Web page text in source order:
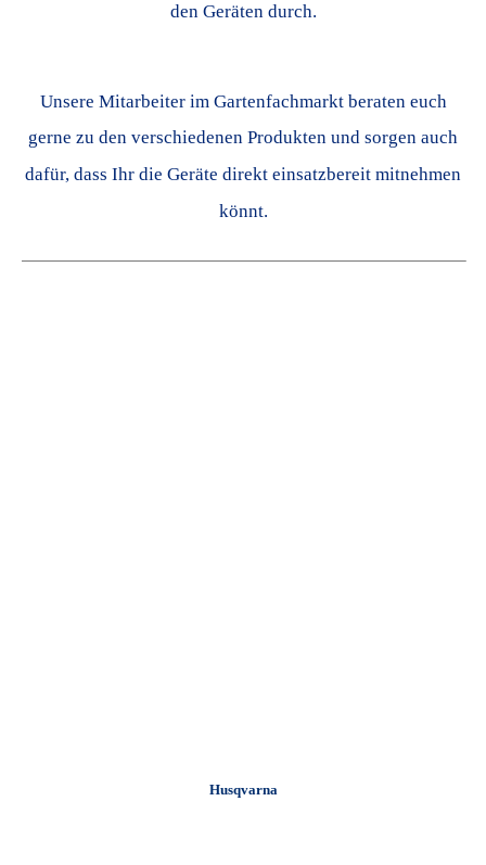
den Geräten durch.
Unsere Mitarbeiter im Gartenfachmarkt beraten euch
gerne zu den verschiedenen Produkten und sorgen auch
dafür, dass Ihr die Geräte direkt einsatzbereit mitnehmen
könnt.
Husqvarna